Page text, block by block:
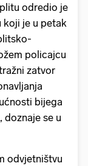
odredio je
koji je u petak
policajcu
zatvor
bijega
doznaje se u
odvjetništvu